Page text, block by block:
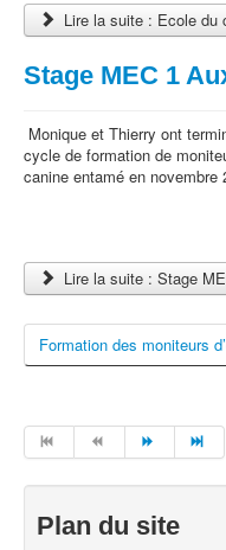
Lire la suite : Ecole du
Stage MEC 1
Monique et Thierry ont
cycle de formation de
canine entamé en novembre
Lire la suite : Stage
Formation des moniteurs
Plan du site